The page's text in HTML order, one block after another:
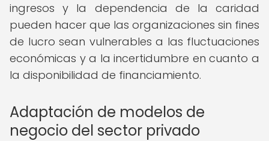
ingresos y la dependencia de la caridad
pueden hacer que las organizaciones sin fines
de lucro sean vulnerables a las fluctuaciones
económicas y a la incertidumbre en cuanto a
la disponibilidad de financiamiento.
Adaptación de modelos de
negocio del sector privado